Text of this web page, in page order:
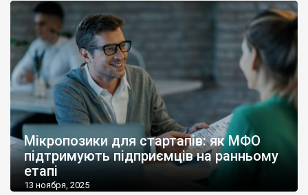
Мікропозики для стартапів: як МФО
підтримують підприємців на ранньому
етапі
13 ноября, 2025